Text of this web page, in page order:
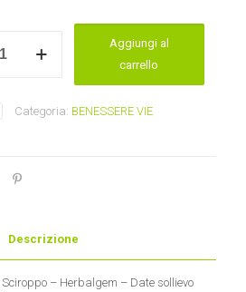
Aggiungi al
carrello
Categoria: BENESSERE VIE
Descrizione
Sciroppo – Herbalgem – Date sollievo